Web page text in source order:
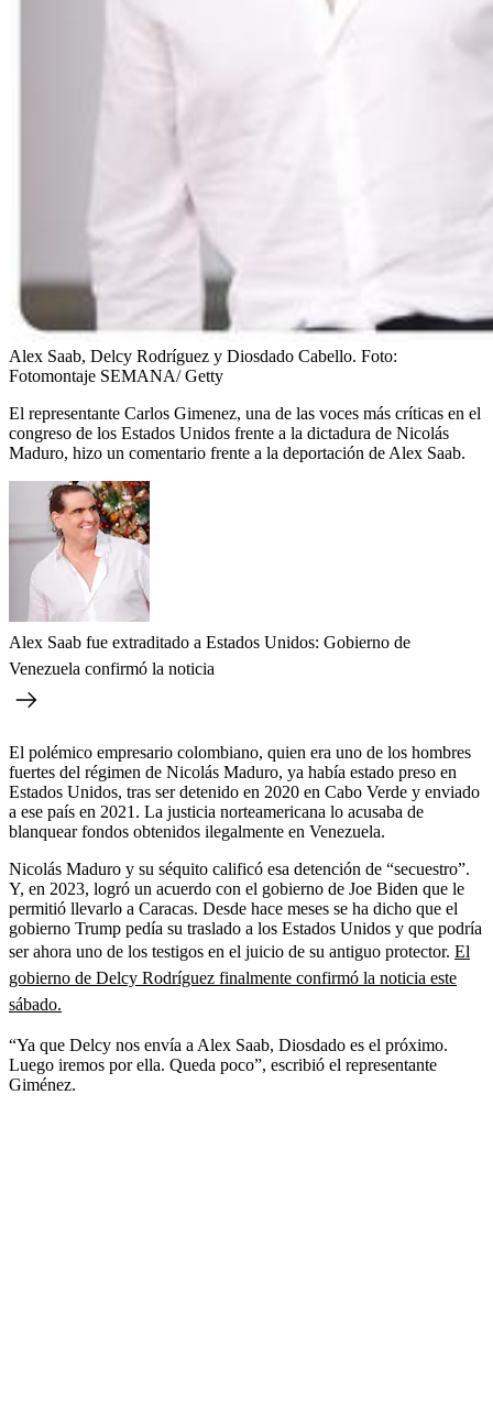
Alex Saab, Delcy Rodríguez y Diosdado Cabello. Foto:
Fotomontaje SEMANA/ Getty
El representante Carlos Gimenez, una de las voces más críticas en el
congreso de los Estados Unidos frente a la dictadura de Nicolás
Maduro, hizo un comentario frente a la deportación de Alex Saab.
Alex Saab fue extraditado a Estados Unidos: Gobierno de
Venezuela confirmó la noticia
El polémico empresario colombiano, quien era uno de los hombres
fuertes del régimen de Nicolás Maduro, ya había estado preso en
Estados Unidos, tras ser detenido en 2020 en Cabo Verde y enviado
a ese país en 2021. La justicia norteamericana lo acusaba de
blanquear fondos obtenidos ilegalmente en Venezuela.
Nicolás Maduro y su séquito calificó esa detención de “secuestro”.
Y, en 2023, logró un acuerdo con el gobierno de Joe Biden que le
permitió llevarlo a Caracas. Desde hace meses se ha dicho que el
gobierno Trump pedía su traslado a los Estados Unidos y que podría
ser ahora uno de los testigos en el juicio de su antiguo protector. El
gobierno de Delcy Rodríguez finalmente confirmó la noticia este
sábado.
“Ya que Delcy nos envía a Alex Saab, Diosdado es el próximo.
Luego iremos por ella. Queda poco”, escribió el representante
Giménez.